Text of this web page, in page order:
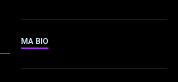
MA BIO